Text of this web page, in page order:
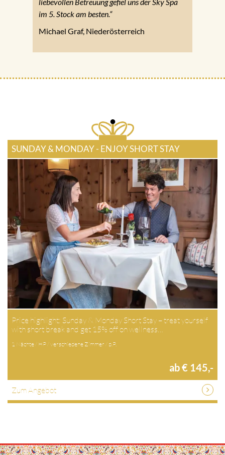
im 5. Stock am besten.“
Michael Graf, Niederösterreich
SUNDAY & MONDAY - ENJOY SHORT STAY
Price highlight: Sunday & Monday Short Stay – treat yourself
with short break and get 15% off on wellness…
1 Nächte / HP / verschiedene Zimmer / p.P.
ab € 145,-
Zum Angebot